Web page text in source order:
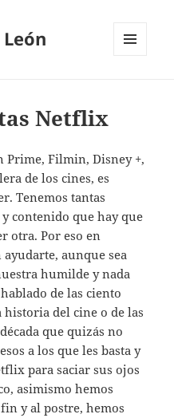
Netflix
Prime, Filmin, Disney +,
de los cines, es
Tenemos tantas
contenido que hay que
otra. Por eso en
aunque sea
humilde y nada
de las ciento
del cine o de las
que quizás no
a los que les basta y
para saciar sus ojos
asimismo hemos
y al postre, hemos